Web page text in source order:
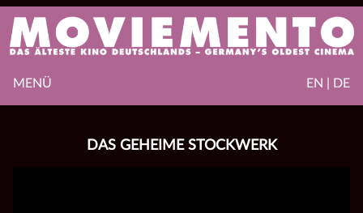
EN | DE
MENÜ
DAS GEHEIME STOCKWERK